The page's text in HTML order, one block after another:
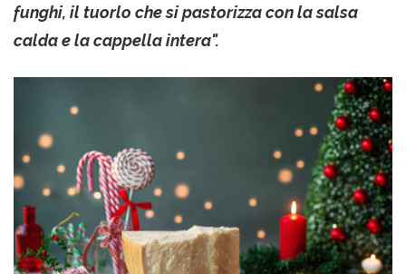
funghi, il tuorlo che si pastorizza con la salsa
calda e la cappella intera".